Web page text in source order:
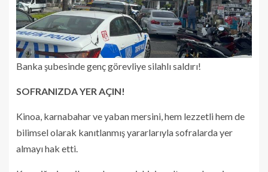
Banka şubesinde genç görevliye silahlı saldırı!
SOFRANIZDA YER AÇIN!
Kinoa, karnabahar ve yaban mersini, hem lezzetli hem de
bilimsel olarak kanıtlanmış yararlarıyla sofralarda yer
almayı hak etti.